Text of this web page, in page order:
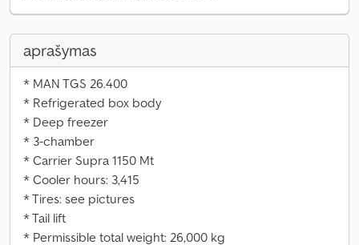
aprašymas
* MAN TGS 26.400
* Refrigerated box body
* Deep freezer
* 3-chamber
* Carrier Supra 1150 Mt
* Cooler hours: 3,415
* Tires: see pictures
* Tail lift
* Permissible total weight: 26,000 kg